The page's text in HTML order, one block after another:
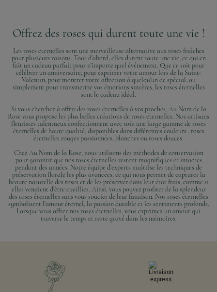
Offrez des roses qui durent toute une vie !
Les roses éternelles sont une merveilleuse alternative aux roses fraîches
pour plusieurs raisons. Tout d'abord, elles durent toute une vie, ce qui en
fait un cadeau parfait pour n'importe quel événement. Que ce soit pour
célébrer un anniversaire, pour exprimer votre amour lors de la Saint-
Valentin, pour montrer votre affection à quelqu'un de spécial, ou
simplement pour transmettre vos émotions sincères, les roses éternelles
sont le cadeau idéal.
Si vous cherchez à offrir des roses éternelles à vos proches, Au Nom de la
Rose vous propose les plus belles créations de roses éternelles. Nos artisans
fleuristes talentueux confectionnent avec soin une large gamme de roses
éternelles de haute qualité, disponibles dans différentes couleurs : roses
éternelles rouges passionnées, blanches ou roses douces.
Chez Au Nom de la Rose, nous utilisons des méthodes de conservation
pour garantir que nos roses éternelles restent magnifiques et intactes
pendant des années. Notre équipe d'experts maîtrise les techniques de
préservation florale les plus avancées, ce qui nous permet de capturer la
beauté naturelle des roses et de les préserver dans leur état frais, comme si
elles venaient d'être cueillies. Ainsi, vous pouvez profiter de la splendeur
des roses éternelles sans vous soucier de leur fanaison. Nos roses éternelles
symbolisent l'amour éternel, la passion durable et les sentiments profonds.
Lorsque vous offrez nos roses éternelles, vous exprimez un amour qui
traverse le temps et reste gravé dans les mémoires.